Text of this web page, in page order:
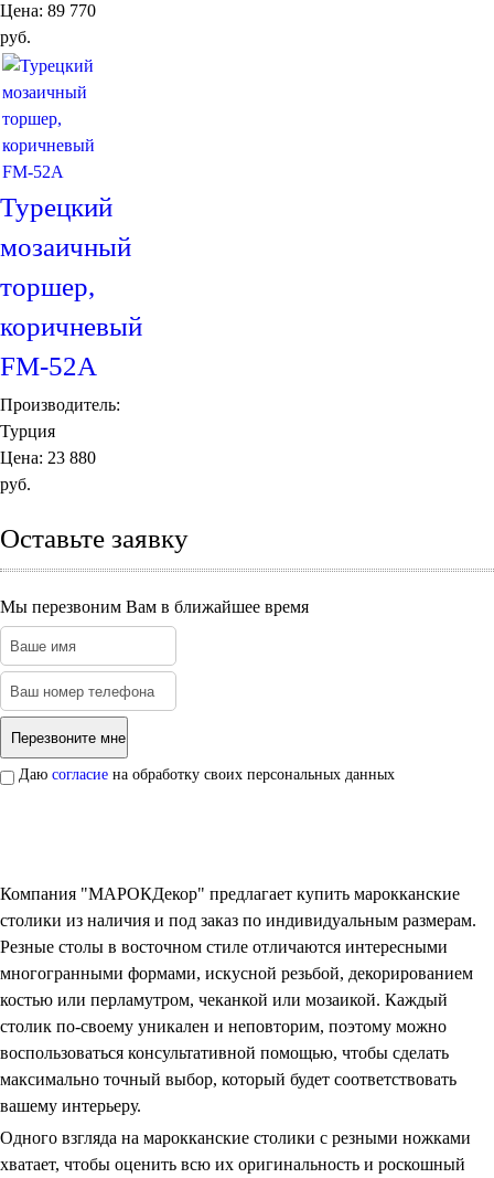
Цена: 89 770
руб.
Турецкий
мозаичный
торшер,
коричневый
FM-52А
Производитель:
Турция
Цена: 23 880
руб.
Оставьте заявку
Мы перезвоним Вам в ближайшее время
Даю согласие на обработку своих персональных данных
Компания "МАРОКДекор" предлагает купить марокканские
столики из наличия и под заказ по индивидуальным размерам.
Резные столы в восточном стиле отличаются интересными
многогранными формами, искусной резьбой, декорированием
костью или перламутром, чеканкой или мозаикой. Каждый
столик по-своему уникален и неповторим, поэтому можно
воспользоваться консультативной помощью, чтобы сделать
максимально точный выбор, который будет соответствовать
вашему интерьеру.
Одного взгляда на марокканские столики с резными ножками
хватает, чтобы оценить всю их оригинальность и роскошный